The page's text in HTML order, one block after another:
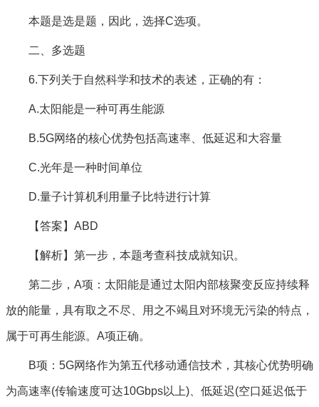
本题是选是题，因此，选择C选项。
二、多选题
6.下列关于自然科学和技术的表述，正确的有：
A.太阳能是一种可再生能源
B.5G网络的核心优势包括高速率、低延迟和大容量
C.光年是一种时间单位
D.量子计算机利用量子比特进行计算
【答案】ABD
【解析】第一步，本题考查科技成就知识。
第二步，A项：太阳能是通过太阳内部核聚变反应持续释
放的能量，具有取之不尽、用之不竭且对环境无污染的特点，
属于可再生能源。A项正确。
B项：5G网络作为第五代移动通信技术，其核心优势明确
为高速率(传输速度可达10Gbps以上)、低延迟(空口延迟低于